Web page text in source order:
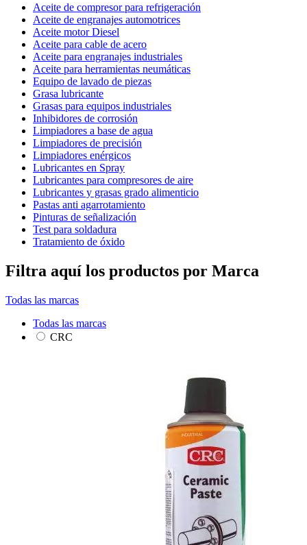
Aceite de compresor para refrigeración
Aceite de engranajes automotrices
Aceite motor Diesel
Aceite para cable de acero
Aceite para engranajes industriales
Aceite para herramientas neumáticas
Equipo de lavado de piezas
Grasa lubricante
Grasas para equipos industriales
Inhibidores de corrosión
Limpiadores a base de agua
Limpiadores de precisión
Limpiadores enérgicos
Lubricantes en Spray
Lubricantes para compresores de aire
Lubricantes y grasas grado alimenticio
Pastas anti agarrotamiento
Pinturas de señalización
Test para soldadura
Tratamiento de óxido
Filtra aquí los productos por Marca
Todas las marcas
Todas las marcas
CRC